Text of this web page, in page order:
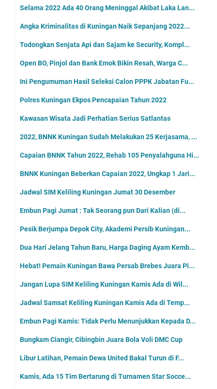
Selama 2022 Ada 40 Orang Meninggal Akibat Laka Lan...
Angka Kriminalitas di Kuningan Naik Sepanjang 2022...
Todongkan Senjata Api dan Sajam ke Security, Kompl...
Open BO, Pinjol dan Bank Emok Bikin Resah, Warga C...
Ini Pengumuman Hasil Seleksi Calon PPPK Jabatan Fu...
Polres Kuningan Ekpos Pencapaian Tahun 2022
Kawasan Wisata Jadi Perhatian Serius Satlantas
2022, BNNK Kuningan Sudah Melakukan 25 Kerjasama, ...
Capaian BNNK Tahun 2022, Rehab 105 Penyalahguna Hi...
BNNK Kuningan Beberkan Capaian 2022, Ungkap 1 Jari...
Jadwal SIM Keliling Kuningan Jumat 30 Desember
Embun Pagi Jumat : Tak Seorang pun Dari Kalian (di...
Pesik Berjumpa Depok City, Akademi Persib Kuningan...
Dua Hari Jelang Tahun Baru, Harga Daging Ayam Kemb...
Hebat! Pemain Kuningan Bawa Persab Brebes Juara Pi...
Jangan Lupa SIM Keliling Kuningan Kamis Ada di Wil...
Jadwal Samsat Keliling Kuningan Kamis Ada di Temp...
Embun Pagi Kamis: Tidak Perlu Menunjukkan Kepada D...
Bungkam Ciangir, Cibingbin Juara Bola Voli DMC Cup
Libur Latihan, Pemain Dewa United Bakal Turun di F...
Kamis, Ada 15 Tim Bertarung di Turnamen Star Socce...